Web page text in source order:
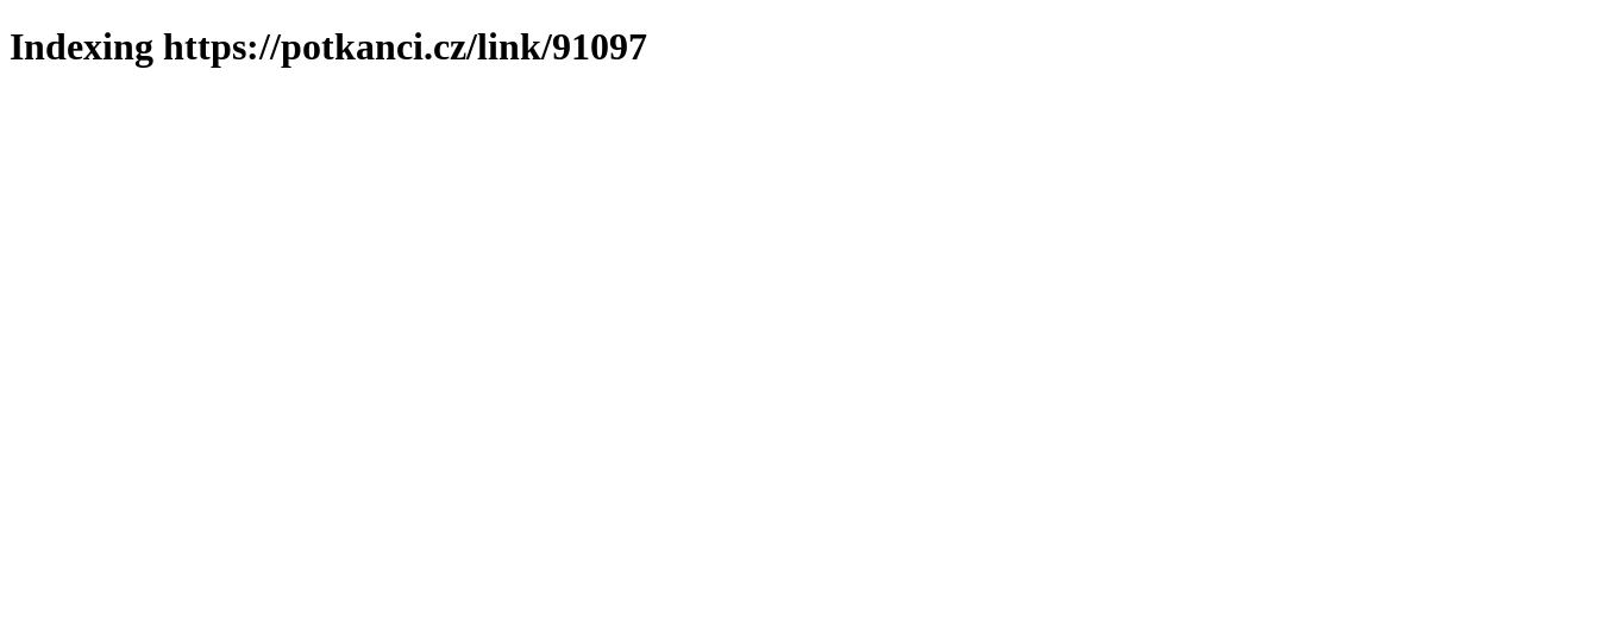
Indexing https://potkanci.cz/link/91097